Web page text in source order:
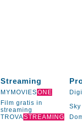
Streaming
MYMOVIESONE
Film gratis in
streaming
Sky
TROVASTREAMING